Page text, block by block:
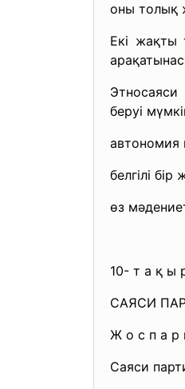
оны толық
Екі жақты
беруі
автономия
белгілі
өз
10- т а қ ы
САЯСИ
Ж о с п а р
Саяси